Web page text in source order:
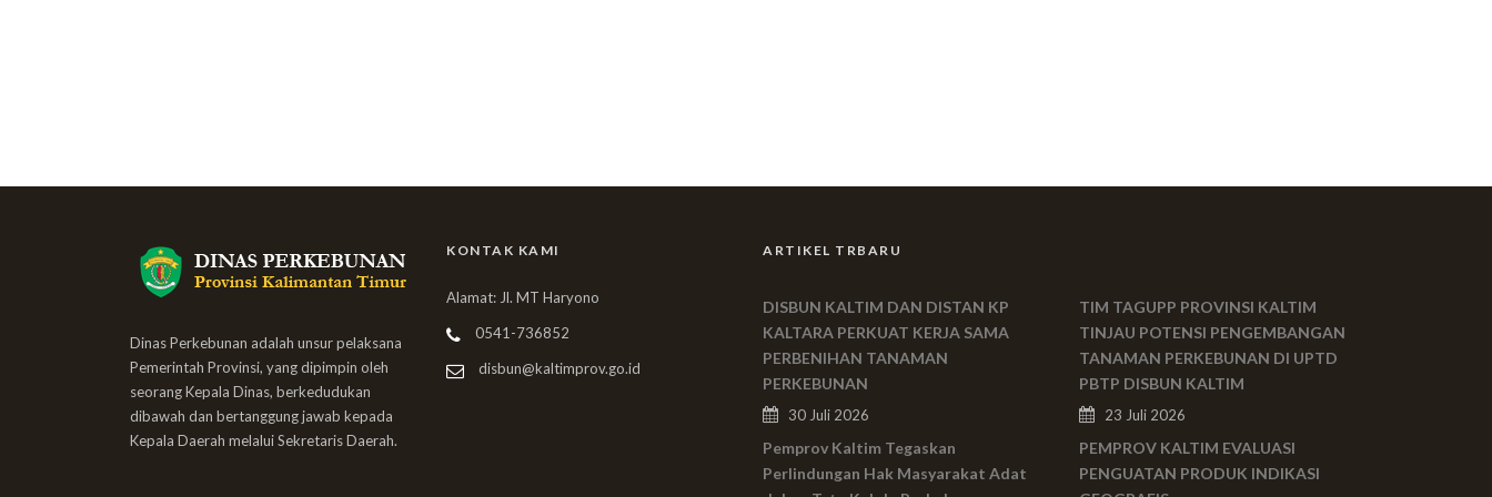
Dinas Perkebunan adalah unsur pelaksana
Pemerintah Provinsi, yang dipimpin oleh
seorang Kepala Dinas, berkedudukan
dibawah dan bertanggung jawab kepada
Kepala Daerah melalui Sekretaris Daerah.
KONTAK KAMI
Alamat: Jl. MT Haryono
0541-736852
disbun@kaltimprov.go.id
ARTIKEL TRBARU
DISBUN KALTIM DAN DISTAN KP
KALTARA PERKUAT KERJA SAMA
PERBENIHAN TANAMAN
PERKEBUNAN
30 Juli 2026
Pemprov Kaltim Tegaskan
Perlindungan Hak Masyarakat Adat
TIM TAGUPP PROVINSI KALTIM
TINJAU POTENSI PENGEMBANGAN
TANAMAN PERKEBUNAN DI UPTD
PBTP DISBUN KALTIM
23 Juli 2026
PEMPROV KALTIM EVALUASI
PENGUATAN PRODUK INDIKASI